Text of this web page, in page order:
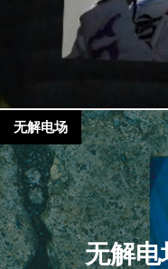
无解
无解电场